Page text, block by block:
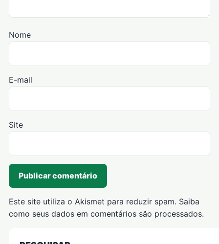
Nome
E-mail
Site
Este site utiliza o Akismet para reduzir spam. Saiba
como seus dados em comentários são processados.